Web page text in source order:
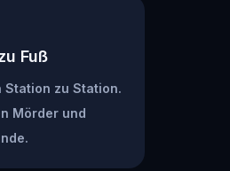
Fuß
Station zu Station.
Mörder und